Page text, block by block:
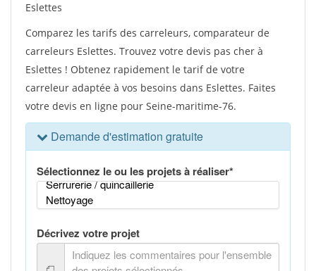
Eslettes
Comparez les tarifs des carreleurs, comparateur de
carreleurs Eslettes. Trouvez votre devis pas cher à
Eslettes ! Obtenez rapidement le tarif de votre
carreleur adaptée à vos besoins dans Eslettes. Faites
votre devis en ligne pour Seine-maritime-76.